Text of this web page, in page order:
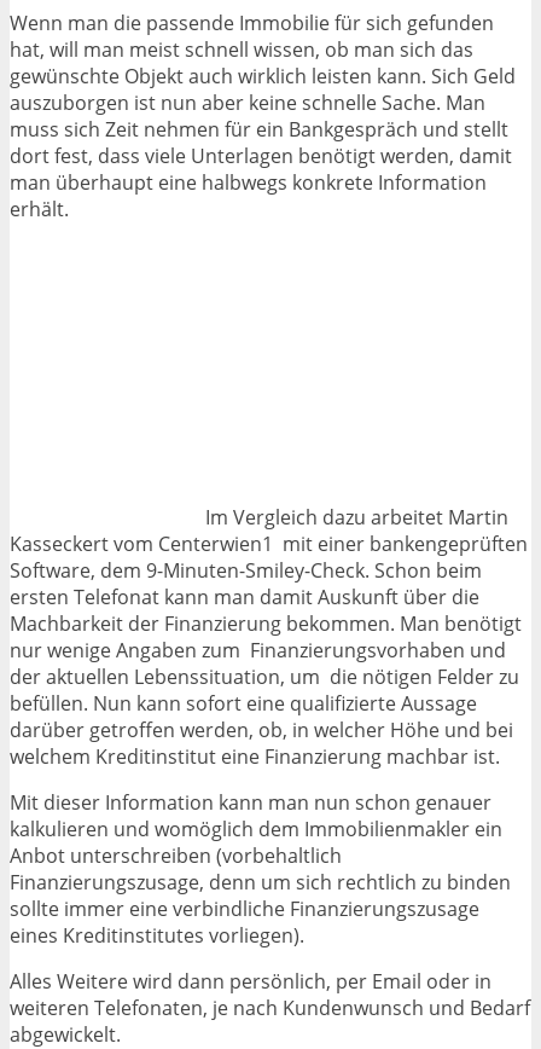
Wenn man die passende Immobilie für sich gefunden
hat, will man meist schnell wissen, ob man sich das
gewünschte Objekt auch wirklich leisten kann. Sich Geld
auszuborgen ist nun aber keine schnelle Sache. Man
muss sich Zeit nehmen für ein Bankgespräch und stellt
dort fest, dass viele Unterlagen benötigt werden, damit
man überhaupt eine halbwegs konkrete Information
erhält.
Im Vergleich dazu arbeitet Martin
Kasseckert vom Centerwien1 mit einer bankengeprüften
Software, dem 9-Minuten-Smiley-Check. Schon beim
ersten Telefonat kann man damit Auskunft über die
Machbarkeit der Finanzierung bekommen. Man benötigt
nur wenige Angaben zum Finanzierungsvorhaben und
der aktuellen Lebenssituation, um die nötigen Felder zu
befüllen. Nun kann sofort eine qualifizierte Aussage
darüber getroffen werden, ob, in welcher Höhe und bei
welchem Kreditinstitut eine Finanzierung machbar ist.
Mit dieser Information kann man nun schon genauer
kalkulieren und womöglich dem Immobilienmakler ein
Anbot unterschreiben (vorbehaltlich
Finanzierungszusage, denn um sich rechtlich zu binden
sollte immer eine verbindliche Finanzierungszusage
eines Kreditinstitutes vorliegen).
Alles Weitere wird dann persönlich, per Email oder in
weiteren Telefonaten, je nach Kundenwunsch und Bedarf
abgewickelt.